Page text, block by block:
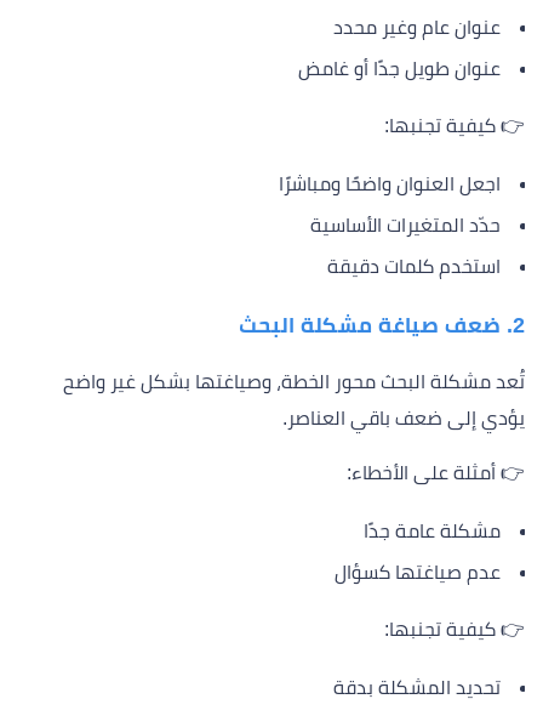
عنوان عام وغير محدد
عنوان طويل جدًا أو غامض
👉 كيفية تجنبها:
اجعل العنوان واضحًا ومباشرًا
حدّد المتغيرات الأساسية
استخدم كلمات دقيقة
2. ضعف صياغة مشكلة البحث
تُعد مشكلة البحث محور الخطة، وصياغتها بشكل غير واضح
يؤدي إلى ضعف باقي العناصر.
👉 أمثلة على الأخطاء:
مشكلة عامة جدًا
عدم صياغتها كسؤال
👉 كيفية تجنبها:
تحديد المشكلة بدقة